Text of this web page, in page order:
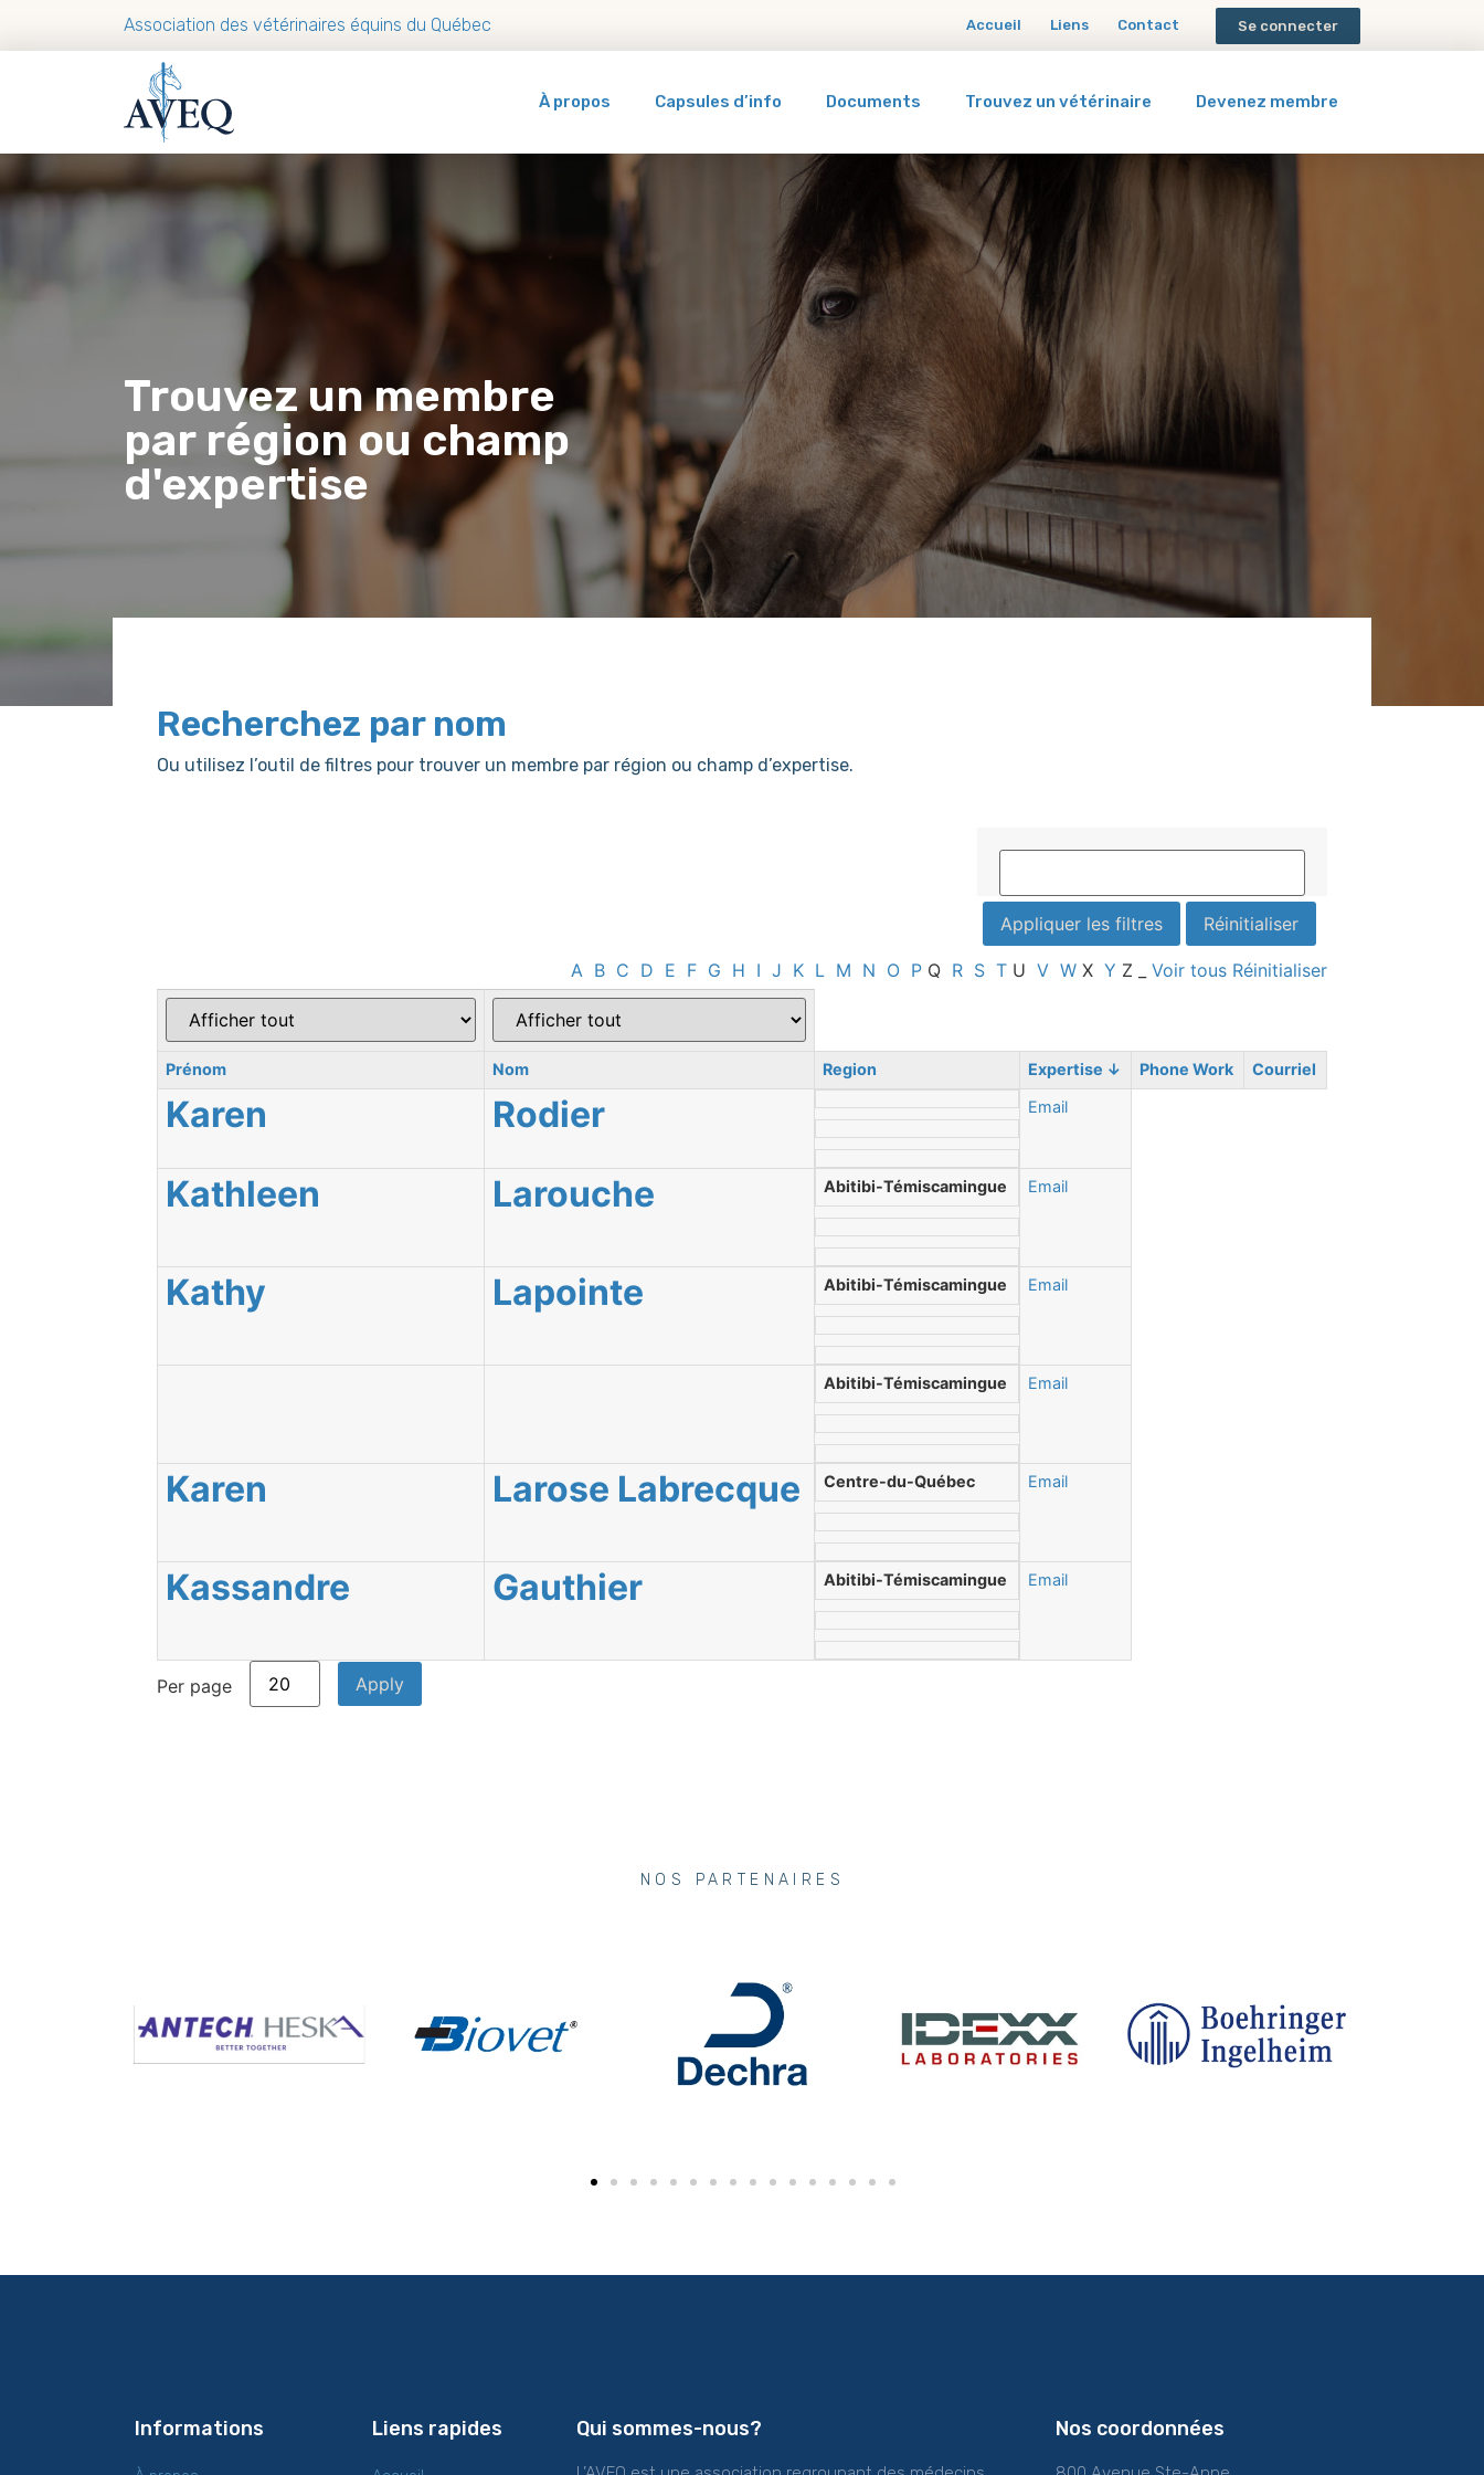
Association des vétérinaires équins du Québec Accueil Liens Contact Se connecter
À propos Capsules d’info Documents Trouvez un vétérinaire Devenez membre
Trouvez un membre
par région ou champ
d'expertise
Recherchez par nom
Ou utilisez l’outil de filtres pour trouver un membre par région ou champ d’expertise.
A B C D E F G H I J K L M N O P Q R S T U V W X Y Z Voir tous Réinitialiser
Prénom Nom Region Expertise ↓ Phone Work Courriel
Karen Rodier Email
Kathleen Larouche Abitibi-Témiscamingue Email
Kathy Lapointe Abitibi-Témiscamingue Email
Abitibi-Témiscamingue Email
Karen Larose Labrecque Centre-du-Québec Email
Kassandre Gauthier Abitibi-Témiscamingue Email
Per page
NOS PARTENAIRES
Informations Liens rapides Qui sommes-nous? Nos coordonnées